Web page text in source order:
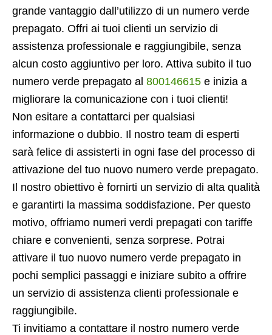
grande vantaggio dall’utilizzo di un numero verde
prepagato. Offri ai tuoi clienti un servizio di
assistenza professionale e raggiungibile, senza
alcun costo aggiuntivo per loro. Attiva subito il tuo
numero verde prepagato al 800146615 e inizia a
migliorare la comunicazione con i tuoi clienti!
Non esitare a contattarci per qualsiasi
informazione o dubbio. Il nostro team di esperti
sarà felice di assisterti in ogni fase del processo di
attivazione del tuo nuovo numero verde prepagato.
Il nostro obiettivo è fornirti un servizio di alta qualità
e garantirti la massima soddisfazione. Per questo
motivo, offriamo numeri verdi prepagati con tariffe
chiare e convenienti, senza sorprese. Potrai
attivare il tuo nuovo numero verde prepagato in
pochi semplici passaggi e iniziare subito a offrire
un servizio di assistenza clienti professionale e
raggiungibile.
Ti invitiamo a contattare il nostro numero verde